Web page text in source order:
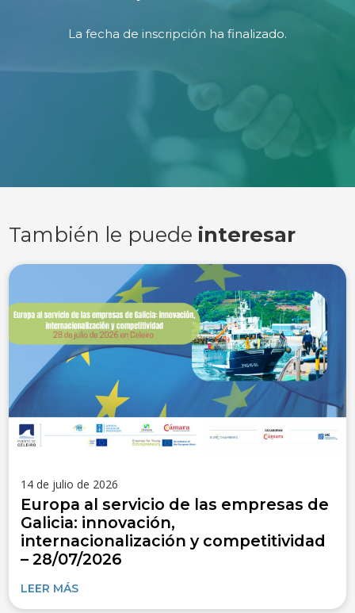
La fecha de inscripción ha finalizado.
También le puede interesar
14 de julio de 2026
Europa al servicio de las empresas de
Galicia: innovación,
internacionalización y competitividad
– 28/07/2026
LEER MÁS